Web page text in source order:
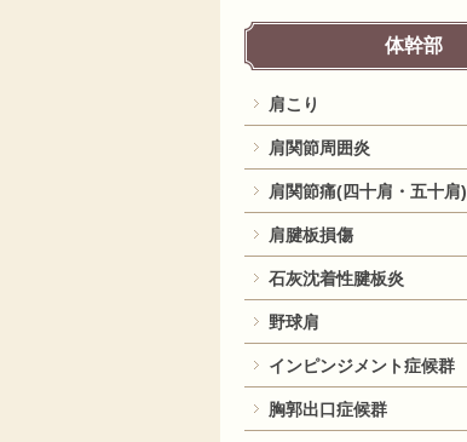
体幹部
肩こり
肩関節周囲炎
肩関節痛(四十肩・五十肩)
肩腱板損傷
石灰沈着性腱板炎
野球肩
インピンジメント症候群
胸郭出口症候群